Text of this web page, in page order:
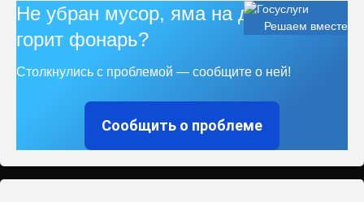
Решаем вместе
Не убран мусор, яма на дороге, не
горит фонарь?
Столкнулись с проблемой — сообщите о ней!
Сообщить о проблеме